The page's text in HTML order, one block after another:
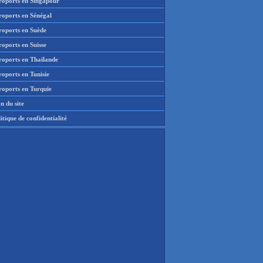
en Sénégal
en Suède
en Suisse
en Thaïlande
en Tunisie
en Turquie
du site
de confidentialité